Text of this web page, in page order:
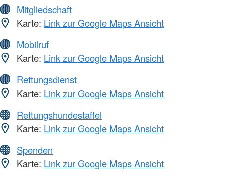
Mitgliedschaft
Karte: Link zur Google Maps Ansicht
Mobilruf
Karte: Link zur Google Maps Ansicht
Rettungsdienst
Karte: Link zur Google Maps Ansicht
Rettungshundestaffel
Karte: Link zur Google Maps Ansicht
Spenden
Karte: Link zur Google Maps Ansicht